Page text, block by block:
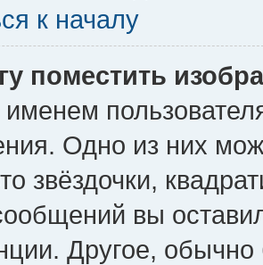
к началу
поместить
Одно из них
звёздочки,
вы
Другое,